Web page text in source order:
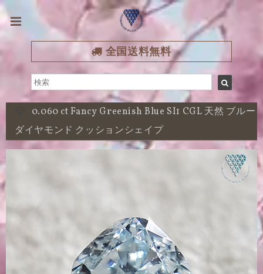
全国送料無料
0.060 ct Fancy Greenish Blue SI1 CGL 天然 ブルー
ダイヤモンド クッションシェイプ